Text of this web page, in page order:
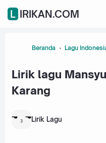
LIRIKAN.COM
Beranda Lagu
Lirik lagu
Karang
Lirik Lagu